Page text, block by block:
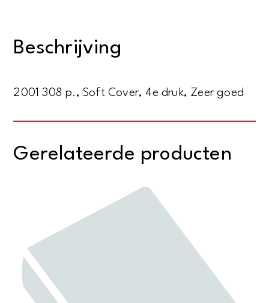
Beschrijving
2001 308 p., Soft Cover, 4e druk, Zeer goed
Gerelateerde producten